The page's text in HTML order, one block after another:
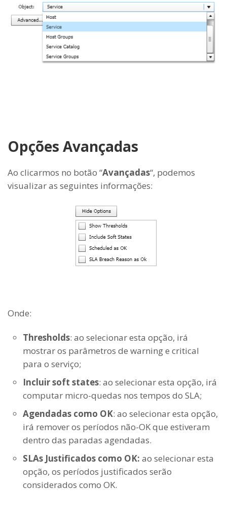
Opções Avançadas
Ao clicarmos no botão “Avançadas“, podemos
visualizar as seguintes informações:
Onde:
Thresholds: ao selecionar esta opção, irá
mostrar os parâmetros de warning e critical
para o serviço;
Incluir soft states: ao selecionar esta opção, irá
computar micro-quedas nos tempos do SLA;
Agendadas como OK: ao selecionar esta opção,
irá remover os períodos não-OK que estiveram
dentro das paradas agendadas.
SLAs Justificados como OK: ao selecionar esta
opção, os períodos justificados serão
considerados como OK.